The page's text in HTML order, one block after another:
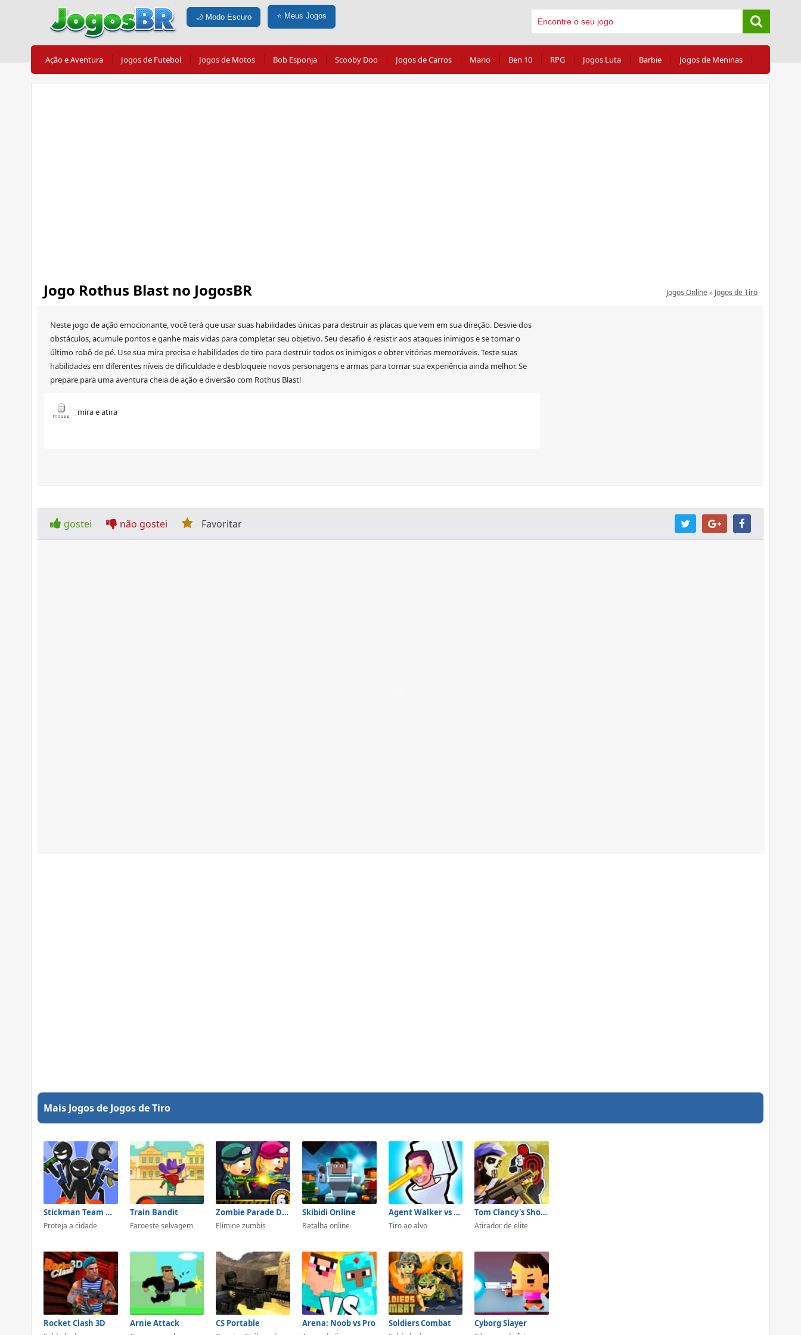
🌙 Modo Escuro ⭐ Meus Jogos
Ação e Aventura Jogos de Futebol Jogos de Motos Bob Esponja Scooby Doo Jogos de Carros Mario Ben 10 RPG Jogos Luta Barbie Jogos de Meninas
Jogo Rothus Blast no JogosBR Jogos Online» Jogos de Tiro
Neste jogo de ação emocionante, você terá que usar suas habilidades únicas para destruir as placas que vem em sua direção. Desvie dos
obstáculos, acumule pontos e ganhe mais vidas para completar seu objetivo. Seu desafio é resistir aos ataques inimigos e se tornar o
último robô de pé. Use sua mira precisa e habilidades de tiro para destruir todos os inimigos e obter vitórias memoráveis. Teste suas
habilidades em diferentes níveis de dificuldade e desbloqueie novos personagens e armas para tornar sua experiência ainda melhor. Se
prepare para uma aventura cheia de ação e diversão com Rothus Blast!
mira e atira
gostei não gostei Favoritar
Mais Jogos de Jogos de Tiro
Stickman Team Detroit
Proteja a cidade
Train Bandit
Faroeste selvagem
Zombie Parade Defense 6
Elimine zumbis
Skibidi Online
Batalha online
Agent Walker vs Skibidi Toilets
Tiro ao alvo
Tom Clancy's Shootout
Atirador de elite
Rocket Clash 3D Arnie Attack CS Portable Arena: Noob vs Pro Soldiers Combat Cyborg Slayer